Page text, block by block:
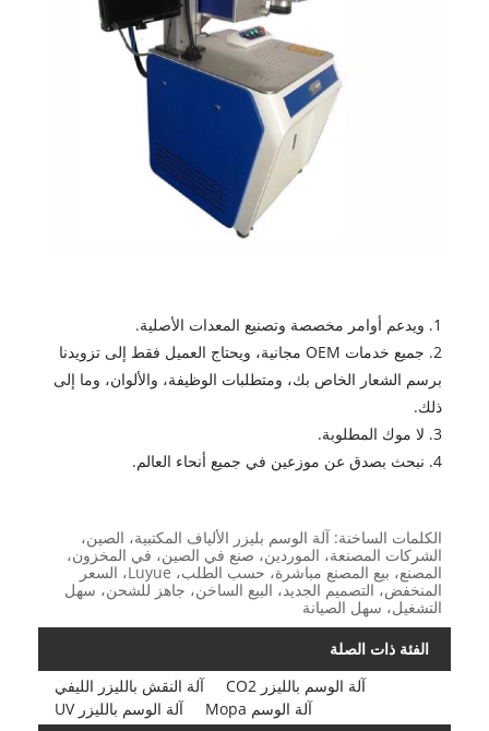
1. ويدعم أوامر مخصصة وتصنيع المعدات الأصلية.
2. جميع خدمات OEM مجانية، ويحتاج العميل فقط إلى تزويدنا
برسم الشعار الخاص بك، ومتطلبات الوظيفة، والألوان، وما إلى
ذلك.
3. لا موك المطلوبة.
4. نبحث بصدق عن موزعين في جميع أنحاء العالم.
الكلمات الساخنة: آلة الوسم بليزر الألياف المكتبية، الصين،
الشركات المصنعة، الموردين، صنع في الصين، في المخزون،
المصنع، بيع المصنع مباشرة، حسب الطلب، Luyue، السعر
المنخفض، التصميم الجديد، البيع الساخن، جاهز للشحن، سهل
التشغيل، سهل الصيانة
الفئة ذات الصلة
آلة النقش بالليزر الليفي
آلة الوسم بالليزر CO2
آلة الوسم بالليزر UV
آلة الوسم Mopa